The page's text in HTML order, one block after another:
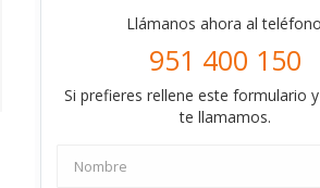
Llámanos ahora al
951 400 150
Si prefieres rellene este formulario
te llamamos.